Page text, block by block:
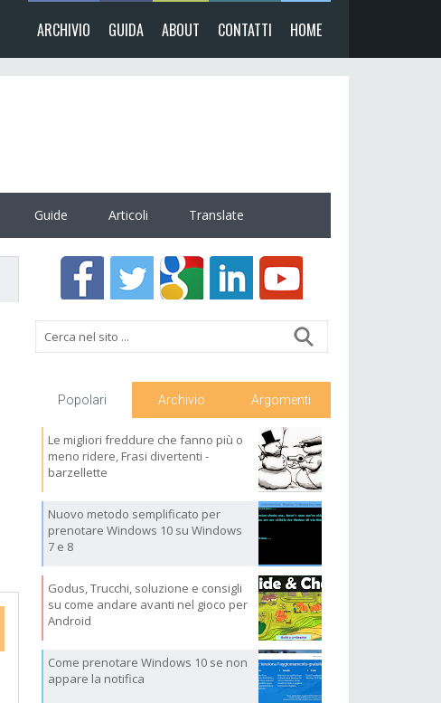
ARCHIVIO GUIDA ABOUT CONTATTI HOME
Guide Articoli Translate
Popolari Archivio Argomenti
Le migliori freddure che fanno più o
meno ridere, Frasi divertenti -
barzellette
Nuovo metodo semplificato per
prenotare Windows 10 su Windows
7 e 8
Godus, Trucchi, soluzione e consigli
su come andare avanti nel gioco per
Android
Come prenotare Windows 10 se non
appare la notifica